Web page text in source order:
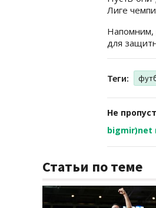
Лиге
Напомним,
для
Теги:
Не
bigmir)net
Статьи по теме